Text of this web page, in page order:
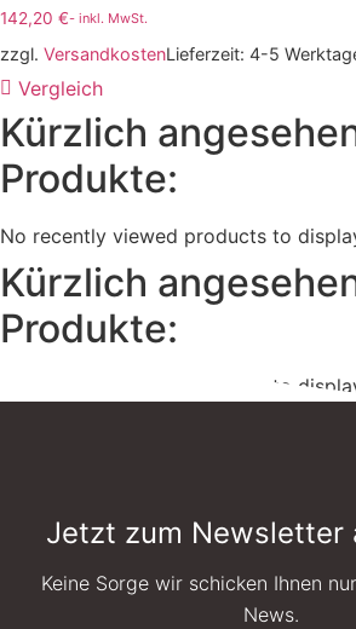
142,20 €- inkl. MwSt.
zzgl. VersandkostenLieferzeit: 4-5
Vergleich
Kürzlich
Produkte:
No recently viewed products to
Kürzlich
Produkte:
No recently viewed products to
Jetzt zum Newsletter
Keine Sorge wir schicken Ihnen
News.